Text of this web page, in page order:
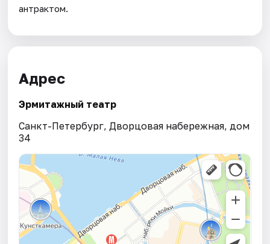
антрактом.
Адрес
Эрмитажный театр
Санкт-Петербург, Дворцовая набережная, дом
34